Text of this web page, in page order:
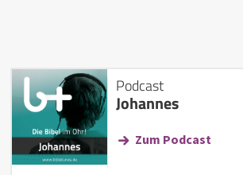
Podcast
Johannes
Zum Podcast